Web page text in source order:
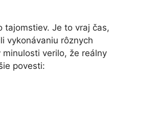
tajomstiev. Je to vraj čas,
vykonávaniu rôznych
verilo, že reálny
povesti: